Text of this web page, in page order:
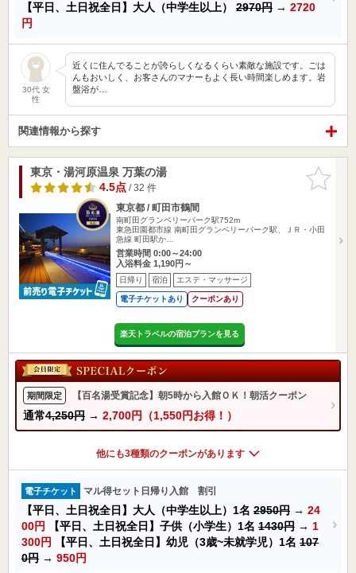
【平日、土日祝全日】大人（中学生以上） 2970円 → 2720
円
30代 女
性
近くに住んでることが誇らしくなるくらい素敵な施設です。ごは
んもおいしく、お客さんのマナーもよく長い時間楽しめます。岩
盤浴が…
関連情報から探す
お気に入
りに追加
東京・湯河原温泉 万葉の湯
4.5点 / 32 件
東京都 / 町田市鶴間
南町田グランベリーパーク駅752m
東急田園都市線 南町田グランベリーパーク駅、ＪＲ・小田
急線 町田駅か…
営業時間 0:00～24:00
入浴料金 1,190円～
日帰り 宿泊 エステ・マッサージ
電子チケットあり クーポンあり
楽天トラベルの宿泊プランを見る
期間限定 【百名湯受賞記念】朝5時から入館ＯＫ！朝活クーポン
通常4,250円 → 2,700円（1,550円お得！）
他にも3種類のクーポンがあります
電子チケット マル得セット日帰り入館 割引
【平日、土日祝全日】大人（中学生以上）1名 2950円 → 24
00円
【平日、土日祝全日】子供（小学生）1名 1430円 → 1
300円
【平日、土日祝全日】幼児（3歳~未就学児）1名 107
0円 → 950円